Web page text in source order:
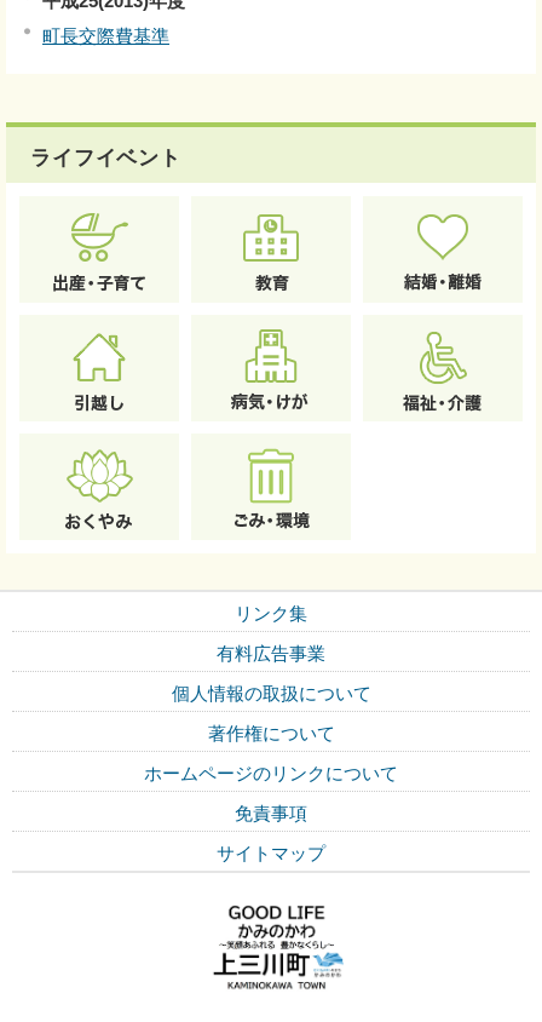
町長交際費基準
ライフイベント
リンク集
有料広告事業
個人情報の取扱について
著作権について
ホームページのリンクについて
免責事項
サイトマップ